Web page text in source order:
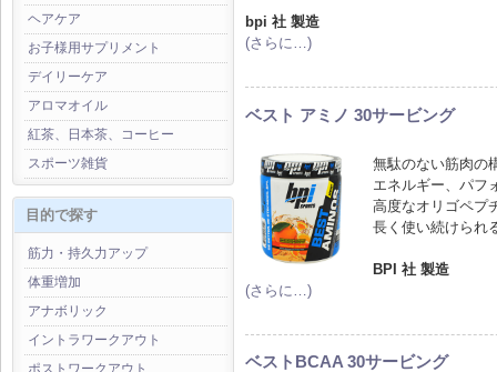
ヘアケア
お子様用サプリメント
デイリーケア
アロマオイル
紅茶、日本茶、コーヒー
スポーツ雑貨
目的で探す
筋力・持久力アップ
体重増加
アナボリック
イントラワークアウト
bpi 社 製造
(さらに…)
ベスト アミノ 30サービング
無駄のない筋肉の
エネルギー、パフ
高度なオリゴペプ
長く使い続けられ
BPI 社 製造
(さらに…)
ベストBCAA 30サービング